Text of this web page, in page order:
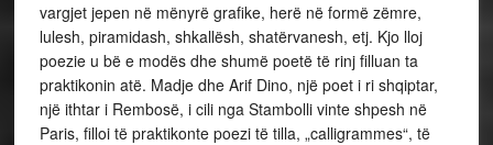
vargjet jepen në mënyrë grafike, herë në formë zëmre,
lulesh, piramidash, shkallësh, shatërvanesh, etj. Kjo lloj
poezie u bë e modës dhe shumë poetë të rinj filluan ta
praktikonin atë. Madje dhe Arif Dino, një poet i ri shqiptar,
një ithtar i Rembosë, i cili nga Stambolli vinte shpesh në
Paris, filloi të praktikonte poezi të tilla, „calligrammes“, të